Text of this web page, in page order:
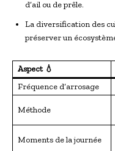
d’ail ou de prêle.
La diversification des
préserver un
Aspect 💧
Fréquence d’arrosage
Méthode
Moments de la journée